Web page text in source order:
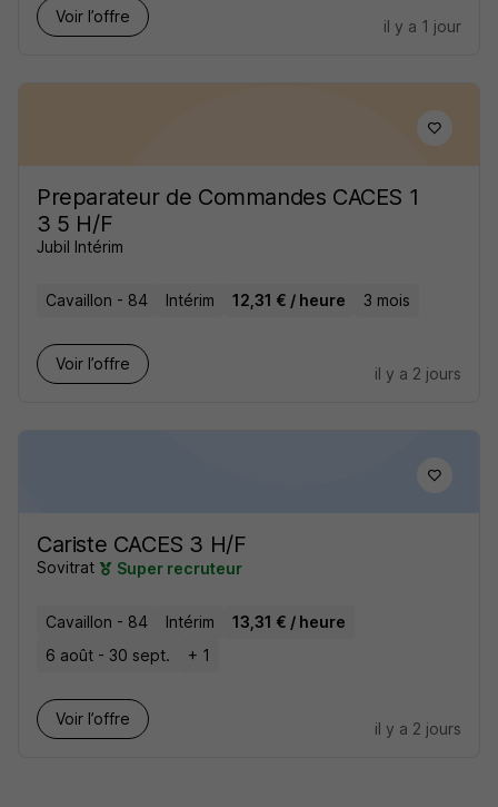
Voir l’offre
il y a 1 jour
Preparateur de Commandes CACES 1
3 5 H/F
Jubil Intérim
Cavaillon - 84 Intérim 12,31 € / heure 3 mois
Voir l’offre
il y a 2 jours
Cariste CACES 3 H/F
Sovitrat Super recruteur
Cavaillon - 84 Intérim
13,31 € / heure
6 août - 30 sept.
+ 1
Voir l’offre
il y a 2 jours